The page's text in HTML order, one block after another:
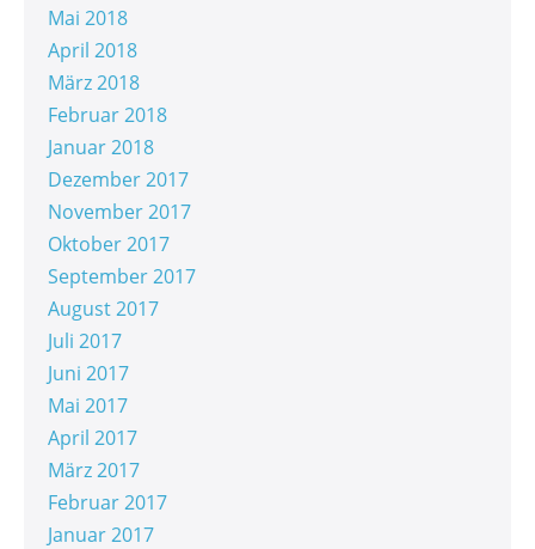
Mai 2018
April 2018
März 2018
Februar 2018
Januar 2018
Dezember 2017
November 2017
Oktober 2017
September 2017
August 2017
Juli 2017
Juni 2017
Mai 2017
April 2017
März 2017
Februar 2017
Januar 2017